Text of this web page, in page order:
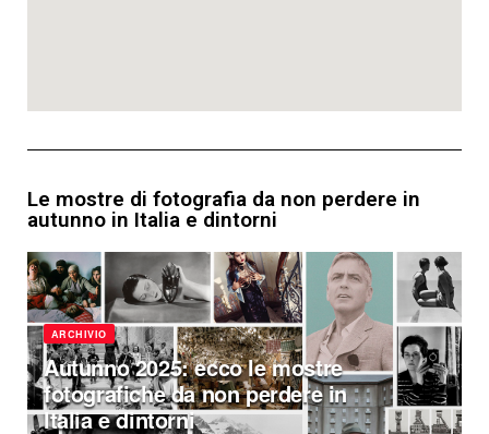
Le mostre di fotografia da non perdere in
autunno in Italia e dintorni
ARCHIVIO
Autunno 2025: ecco le mostre
fotografiche da non perdere in
Italia e dintorni